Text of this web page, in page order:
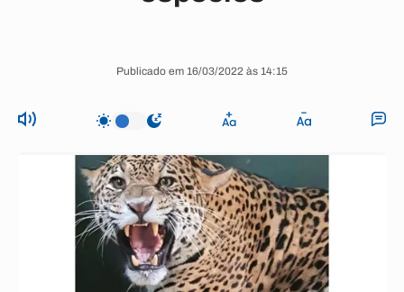
Publicado em 16/03/2022 às 14:15